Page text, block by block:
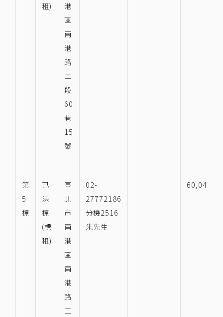
租)
港
區
南
港
路
二
段
60
巷
15
號
第
5
標
已
決
標
(標
租)
臺
北
市
南
港
區
南
港
路
二
02-
27772186
分機2516
朱先生
60,047